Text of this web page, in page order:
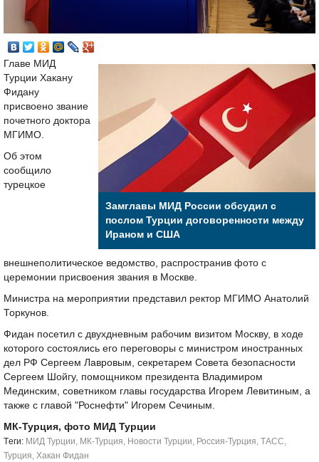
Замглавы МИД России обсудил с
послом Турции договоренности между
Ираном и США
Главе МИД
Турции Хакану
Фидану
присвоено звание
почетного доктора
МГИМО.
Об этом
сообщило
турецкое
внешнеполитическое ведомство, распространив фото с
церемонии присвоения звания в Москве.
Министра на мероприятии представил ректор МГИМО Анатолий
Торкунов.
Фидан посетил с двухдневным рабочим визитом Москву, в ходе
которого состоялись его переговоры с министром иностранных
дел РФ Сергеем Лавровым, секретарем Совета безопасности
Сергеем Шойгу, помощником президента Владимиром
Мединским, советником главы государства Игорем Левитиным, а
также с главой "Роснефти" Игорем Сечиным.
МК-Турция, фото МИД Турции
Tеги: МИД Турции, МК-Турция, Новости Турции, Россия-Турция, ТАСС,
Турция, Хакан Фидан